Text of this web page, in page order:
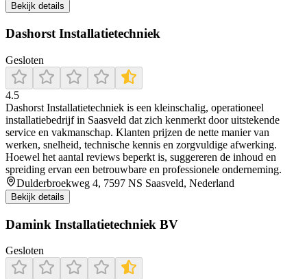
Bekijk details
Dashorst Installatietechniek
Gesloten
4.5
Dashorst Installatietechniek is een kleinschalig, operationeel
installatiebedrijf in Saasveld dat zich kenmerkt door uitstekende
service en vakmanschap. Klanten prijzen de nette manier van
werken, snelheid, technische kennis en zorgvuldige afwerking.
Hoewel het aantal reviews beperkt is, suggereren de inhoud en
spreiding ervan een betrouwbare en professionele onderneming.
Dulderbroekweg 4, 7597 NS Saasveld, Nederland
Bekijk details
Damink Installatietechniek BV
Gesloten